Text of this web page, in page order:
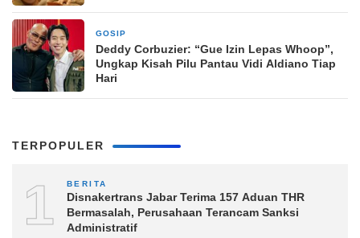
GOSIP
Deddy Corbuzier: “Gue Izin Lepas Whoop”,
Ungkap Kisah Pilu Pantau Vidi Aldiano Tiap
Hari
TERPOPULER
1 BERITA
Disnakertrans Jabar Terima 157 Aduan THR
Bermasalah, Perusahaan Terancam Sanksi
Administratif